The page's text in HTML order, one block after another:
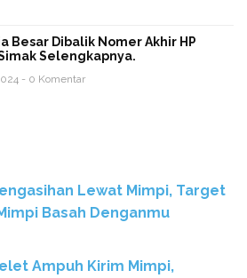
Besar Dibalik Nomer Akhir HP
Selengkapnya.
- 0 Komentar
Lewat Mimpi, Target
Basah Denganmu
Ampuh Kirim Mimpi,